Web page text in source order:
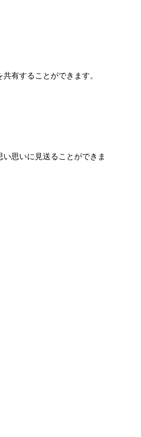
有することができます。
思いに見送ることができま